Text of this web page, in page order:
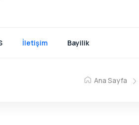
İletişim Bayilik
Ana Sayfa